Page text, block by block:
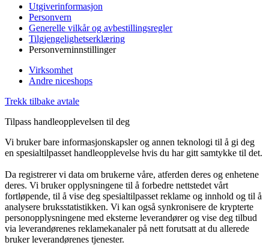
Utgiverinformasjon
Personvern
Generelle vilkår og avbestillingsregler
Tilgjengelighetserklæring
Personverninnstillinger
Virksomhet
Andre niceshops
Trekk tilbake avtale
Tilpass handleopplevelsen til deg
Vi bruker bare informasjonskapsler og annen teknologi til å gi deg
en spesialtilpasset handleopplevelse hvis du har gitt samtykke til det.
Da registrerer vi data om brukerne våre, atferden deres og enhetene
deres. Vi bruker opplysningene til å forbedre nettstedet vårt
fortløpende, til å vise deg spesialtilpasset reklame og innhold og til å
analysere bruksstatistikken. Vi kan også synkronisere de krypterte
personopplysningene med eksterne leverandører og vise deg tilbud
via leverandørenes reklamekanaler på nett forutsatt at du allerede
bruker leverandørenes tjenester.